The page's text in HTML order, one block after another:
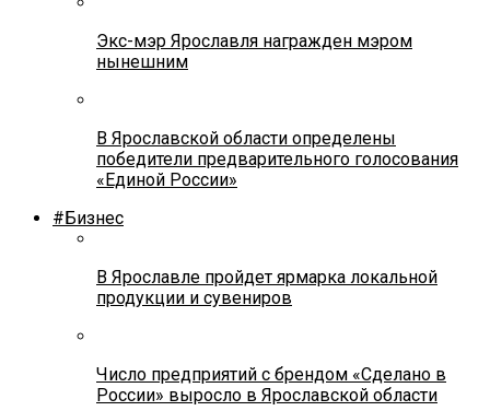
Экс-мэр Ярославля награжден мэром
нынешним
В Ярославской области определены
победители предварительного голосования
«Единой России»
#Бизнес
В Ярославле пройдет ярмарка локальной
продукции и сувениров
Число предприятий с брендом «Сделано в
России» выросло в Ярославской области